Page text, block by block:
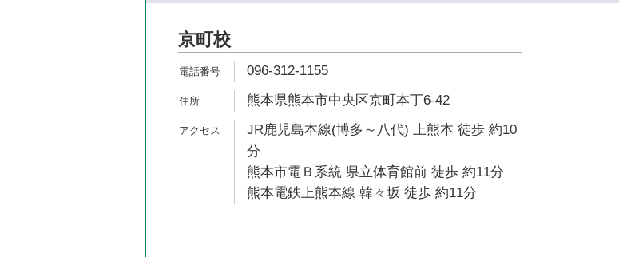
京町校
096-312-1155
熊本県熊本市中央区京町本丁6-42
JR鹿児島本線(博多～八代) 上熊本 徒歩 約10
分
熊本市電Ｂ系統 県立体育館前 徒歩 約11分
熊本電鉄上熊本線 韓々坂 徒歩 約11分